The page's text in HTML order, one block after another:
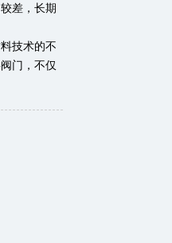
差，长期
技术的不
门，不仅